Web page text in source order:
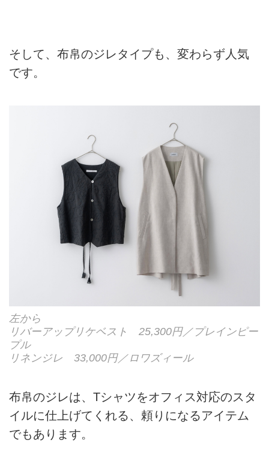
そして、布帛のジレタイプも、変わらず人気
です。
左から
リバーアップリケベスト 25,300円／プレインピー
プル
リネンジレ 33,000円／ロワズィール
布帛のジレは、Tシャツをオフィス対応のスタ
イルに仕上げてくれる、頼りになるアイテム
でもあります。